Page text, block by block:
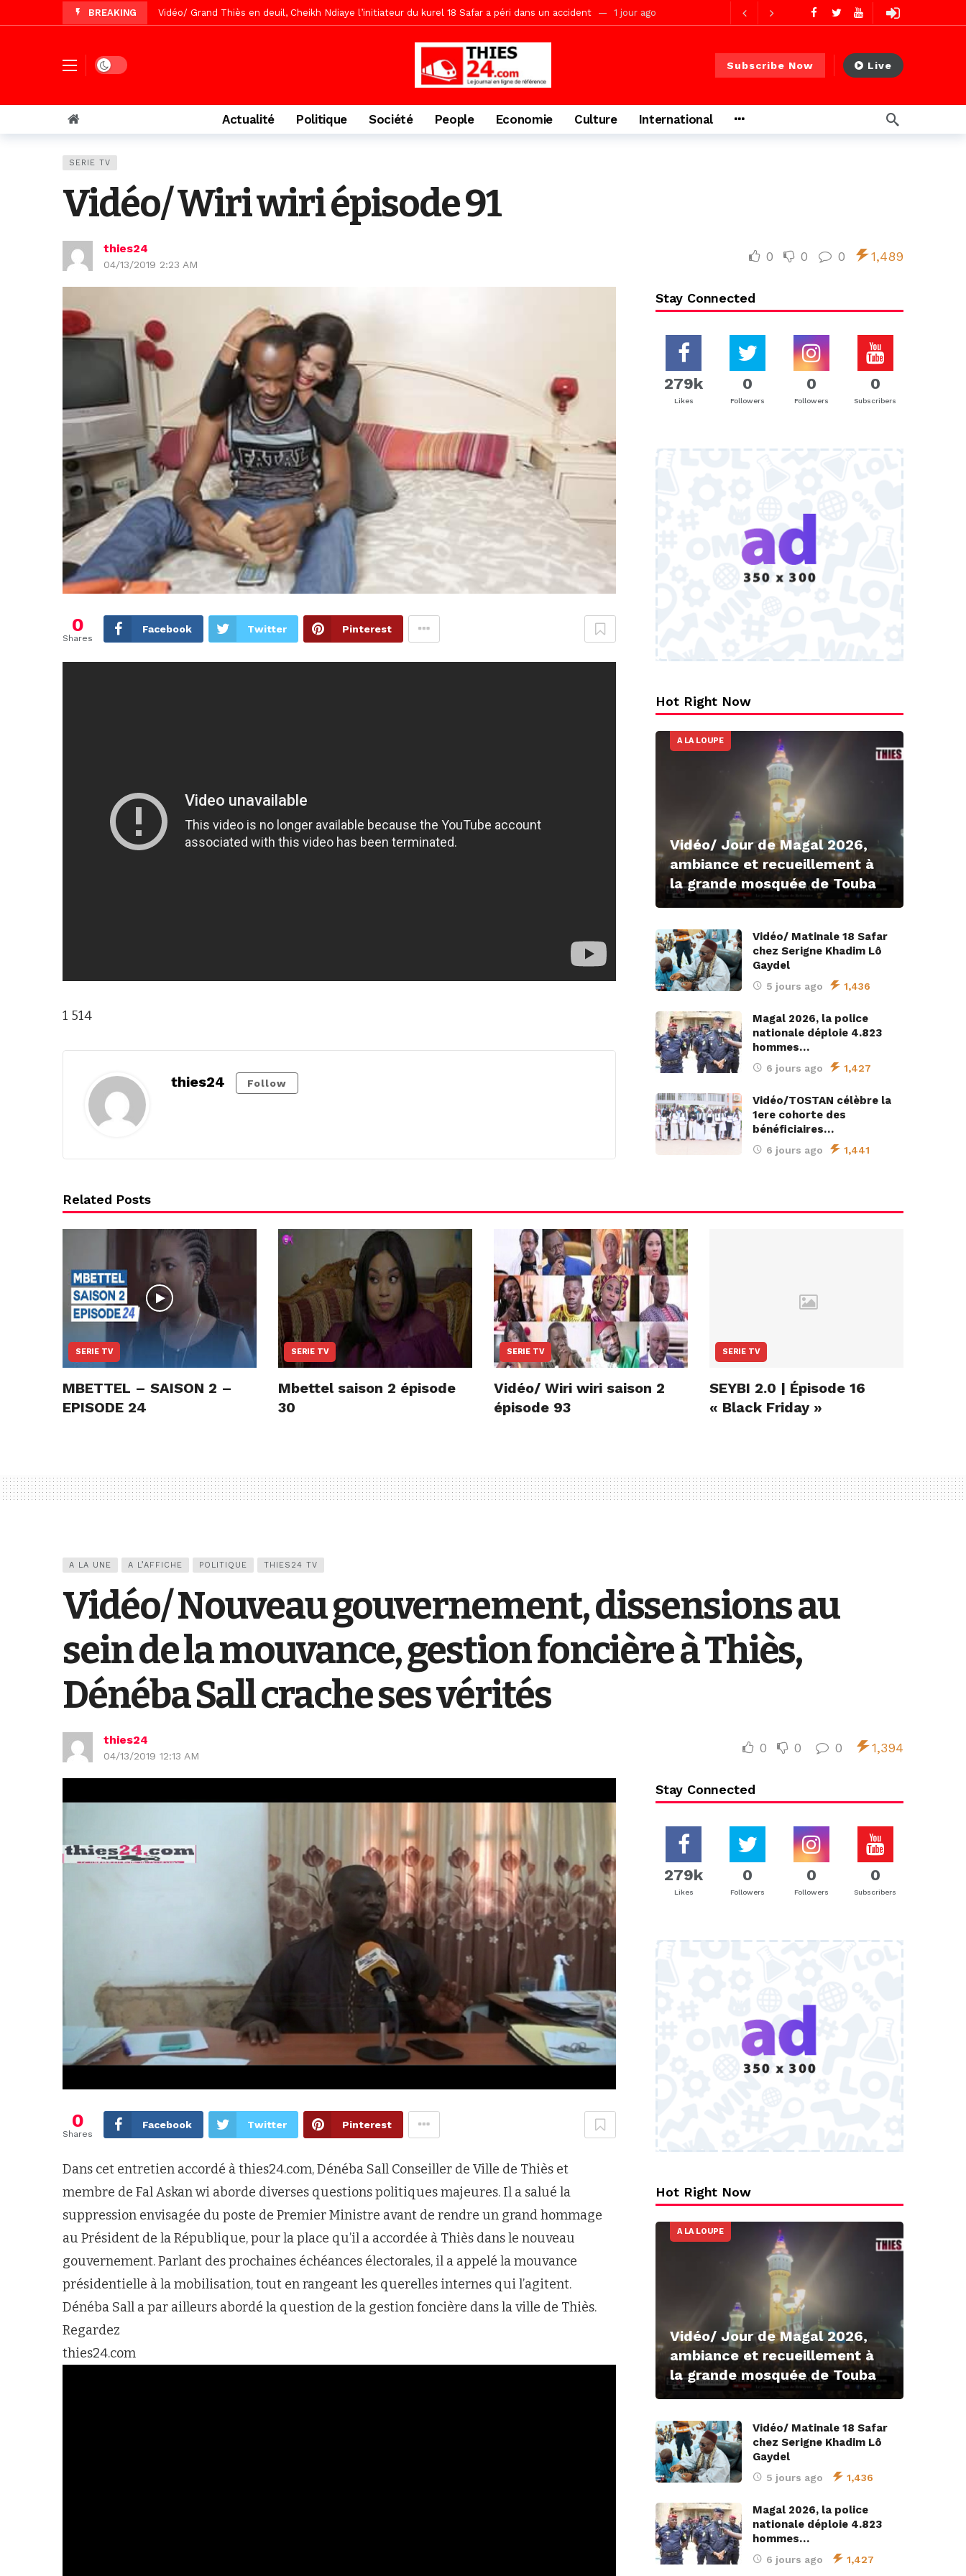
BREAKING Vidéo/Gamou Bakhdad chez Boroom Ndaam, sécurité, eau, au coeur des priorités 1 jour ago
Vidéo/Chérif Nehma Aïdara Diamaguène Nimzath Thiès, mesures annoncées pour une réussite
Autoroute Dakar-Saint Louis, les récriminations des populations de Pambal 2 heures ago
Dark mode Subscribe Now Live
Actualité Politique Société People Economie Culture International
SERIE TV
Vidéo/ Wiri wiri épisode 91
thies24
04/13/2019 2:23 AM
0 0 0 1,489
0
Shares
Facebook Twitter Pinterest
1 514
thies24 Follow
Stay Connected
279k
Likes
0
Followers
0
Followers
0
Subscribers
Hot Right Now
A LA LOUPE
Vidéo/ Jour de Magal 2026,
ambiance et recueillement à
la grande mosquée de Touba
Vidéo/ Matinale 18 Safar
chez Serigne Khadim Lô
Gaydel
5 jours ago 1,436
Magal 2026, la police
nationale déploie 4.823
hommes…
6 jours ago 1,427
Vidéo/TOSTAN célèbre la
1ere cohorte des
bénéficiaires…
6 jours ago 1,441
Related Posts
SERIE TV
MBETTEL – SAISON 2 –
EPISODE 24
SERIE TV
Mbettel saison 2 épisode
30
SERIE TV
Vidéo/ Wiri wiri saison 2
épisode 93
SERIE TV
SEYBI 2.0 | Épisode 16
« Black Friday »
A LA UNE A L’AFFICHE POLITIQUE THIES24 TV
Vidéo/ Nouveau gouvernement, dissensions au
sein de la mouvance, gestion foncière à Thiès,
Dénéba Sall crache ses vérités
thies24
04/13/2019 12:13 AM
0 0 0 1,394
0
Shares
Facebook Twitter Pinterest
Dans cet entretien accordé à thies24.com, Dénéba Sall Conseiller de Ville de Thiès et
membre de Fal Askan wi aborde diverses questions politiques majeures. Il a salué la
suppression envisagée du poste de Premier Ministre avant de rendre un grand hommage
au Président de la République, pour la place qu’il a accordée à Thiès dans le nouveau
gouvernement. Parlant des prochaines échéances électorales, il a appelé la mouvance
présidentielle à la mobilisation, tout en rangeant les querelles internes qui l’agitent.
Dénéba Sall a par ailleurs abordé la question de la gestion foncière dans la ville de Thiès.
Regardez
thies24.com
Stay Connected
279k
Likes
0
Followers
0
Followers
0
Subscribers
Hot Right Now
A LA LOUPE
Vidéo/ Jour de Magal 2026,
ambiance et recueillement à
la grande mosquée de Touba
Vidéo/ Matinale 18 Safar
chez Serigne Khadim Lô
Gaydel
5 jours ago 1,436
Magal 2026, la police
nationale déploie 4.823
hommes…
6 jours ago 1,427